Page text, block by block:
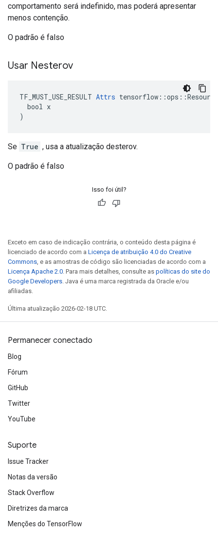
comportamento será indefinido, mas poderá apresentar
menos contenção.
O padrão é falso
Usar Nesterov
TF_MUST_USE_RESULT Attrs
  bool x
)
Se True , usa a atualização desterov.
O padrão é falso
Isso foi útil?
Exceto em caso de indicação contrária, o conteúdo desta página é
licenciado de acordo com a Licença de atribuição 4.0 do Creative
Commons, e as amostras de código são licenciadas de acordo com a
Licença Apache 2.0. Para mais detalhes, consulte as políticas do site do
Google Developers. Java é uma marca registrada da Oracle e/ou
afiliadas.
Última atualização 2026-02-18 UTC.
Permanecer conectado
Blog
Fórum
GitHub
Twitter
YouTube
Suporte
Issue Tracker
Notas da versão
Stack Overflow
Diretrizes da marca
Menções do TensorFlow